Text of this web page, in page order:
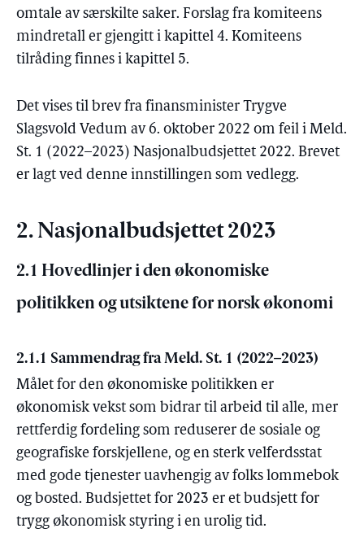
omtale av særskilte saker. Forslag fra komiteens
mindretall er gjengitt i kapittel 4. Komiteens
tilråding finnes i kapittel 5.
Det vises til brev fra finansminister Trygve
Slagsvold Vedum av 6. oktober 2022 om feil i Meld.
St. 1 (2022–2023) Nasjonalbudsjettet 2022. Brevet
er lagt ved denne innstillingen som vedlegg.
2. Nasjonalbudsjettet 2023
2.1 Hovedlinjer i den økonomiske
politikken og utsiktene for norsk økonomi
2.1.1 Sammendrag fra Meld. St. 1 (2022–2023)
Målet for den økonomiske politikken er
økonomisk vekst som bidrar til arbeid til alle, mer
rettferdig fordeling som reduserer de sosiale og
geografiske forskjellene, og en sterk velferdsstat
med gode tjenester uavhengig av folks lommebok
og bosted. Budsjettet for 2023 er et budsjett for
trygg økonomisk styring i en urolig tid.